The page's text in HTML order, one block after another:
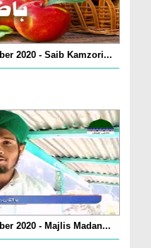
2020 - Saib Kamzori...
2020 - Majlis Madan...